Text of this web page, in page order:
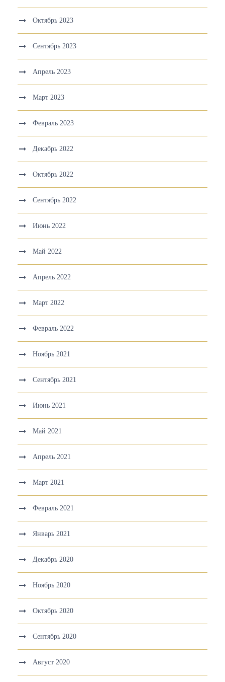
Октябрь 2023
Сентябрь 2023
Апрель 2023
Март 2023
Февраль 2023
Декабрь 2022
Октябрь 2022
Сентябрь 2022
Июнь 2022
Май 2022
Апрель 2022
Март 2022
Февраль 2022
Ноябрь 2021
Сентябрь 2021
Июнь 2021
Май 2021
Апрель 2021
Март 2021
Февраль 2021
Январь 2021
Декабрь 2020
Ноябрь 2020
Октябрь 2020
Сентябрь 2020
Август 2020